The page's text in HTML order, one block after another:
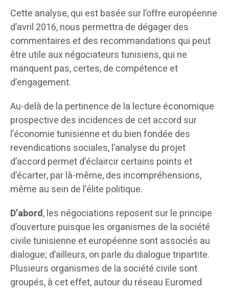
Cette analyse, qui est basée sur l’offre européenne
d’avril 2016, nous permettra de dégager des
commentaires et des recommandations qui peut
être utile aux négociateurs tunisiens, qui ne
manquent pas, certes, de compétence et
d’engagement.
Au-delà de la pertinence de la lecture économique
prospective des incidences de cet accord sur
l’économie tunisienne et du bien fondée des
revendications sociales, l’analyse du projet
d’accord permet d’éclaircir certains points et
d’écarter, par là-même, des incompréhensions,
même au sein de l’élite politique.
D’abord, les négociations reposent sur le principe
d’ouverture puisque les organismes de la société
civile tunisienne et européenne sont associés au
dialogue; d’ailleurs, on parle du dialogue tripartite.
Plusieurs organismes de la société civile sont
groupés, à cet effet, autour du réseau Euromed